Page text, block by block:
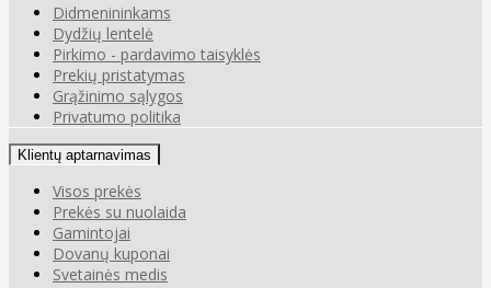
Didmenininkams
Dydžių lentelė
Pirkimo - pardavimo taisyklės
Prekių pristatymas
Grąžinimo sąlygos
Privatumo politika
Klientų aptarnavimas
Visos prekės
Prekės su nuolaida
Gamintojai
Dovanų kuponai
Svetainės medis